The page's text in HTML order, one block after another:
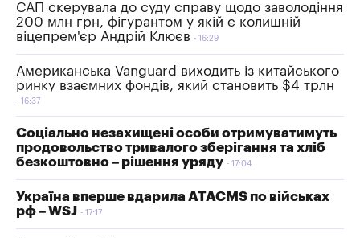
САП скерувала до суду справу щодо заволодіння
200 млн грн, фігурантом у якій є колишній
віцепрем'єр Андрій Клюєв
16:29
Американська Vanguard виходить із китайського
ринку взаємних фондів, який становить $4 трлн
16:37
Соціально незахищені особи отримуватимуть
продовольство тривалого зберігання та хліб
безкоштовно – рішення уряду
17:04
Україна вперше вдарила ATACMS по військах
рф – WSJ
17:17